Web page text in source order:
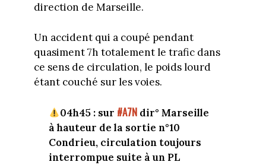
direction de Marseille.
Un accident qui a coupé pendant
quasiment 7h totalement le trafic dans
ce sens de circulation, le poids lourd
étant couché sur les voies.
04h45 : sur #A7N dir° Marseille
à hauteur de la sortie n°10
Condrieu, circulation toujours
interrompue suite à un PL